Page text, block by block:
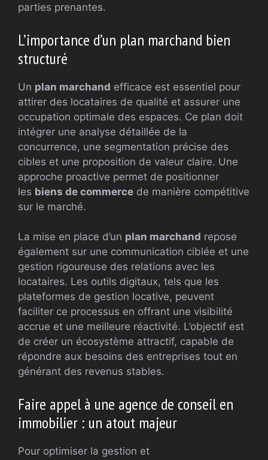
parties prenantes.
L’importance d’un plan marchand bien
structuré
Un plan marchand efficace est essentiel pour
attirer des locataires de qualité et assurer une
occupation optimale des espaces. Ce plan doit
intégrer une analyse détaillée de la
concurrence, une segmentation précise des
cibles et une proposition de valeur claire. Une
approche proactive permet de positionner
les biens de commerce de manière compétitive
sur le marché.
La mise en place d’un plan marchand repose
également sur une communication ciblée et une
gestion rigoureuse des relations avec les
locataires. Les outils digitaux, tels que les
plateformes de gestion locative, peuvent
faciliter ce processus en offrant une visibilité
accrue et une meilleure réactivité. L’objectif est
de créer un écosystème attractif, capable de
répondre aux besoins des entreprises tout en
générant des revenus stables.
Faire appel à une agence de conseil en
immobilier : un atout majeur
Pour optimiser la gestion et